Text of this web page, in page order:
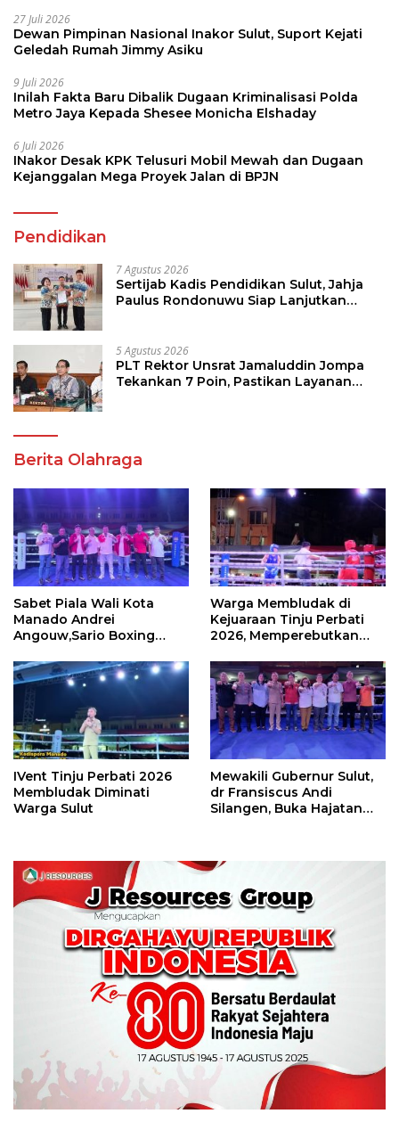
27 Juli 2026
Dewan Pimpinan Nasional Inakor Sulut, Suport Kejati
Geledah Rumah Jimmy Asiku
9 Juli 2026
Inilah Fakta Baru Dibalik Dugaan Kriminalisasi Polda
Metro Jaya Kepada Shesee Monicha Elshaday
6 Juli 2026
INakor Desak KPK Telusuri Mobil Mewah dan Dugaan
Kejanggalan Mega Proyek Jalan di BPJN
Pendidikan
7 Agustus 2026
Sertijab Kadis Pendidikan Sulut, Jahja
Paulus Rondonuwu Siap Lanjutkan
5 Agustus 2026
PLT Rektor Unsrat Jamaluddin Jompa
Tekankan 7 Poin, Pastikan Layanan
Berita Olahraga
Sabet Piala Wali Kota
Manado Andrei
Angouw,Sario Boxing
Perbati 2026
Warga Membludak di
Kejuaraan Tinju Perbati
2026, Memperebutkan
IVent Tinju Perbati 2026
Membludak Diminati
Warga Sulut
Mewakili Gubernur Sulut,
dr Fransiscus Andi
Silangen, Buka Hajatan